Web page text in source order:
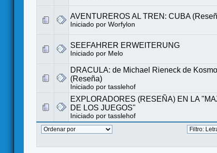
AVENTUREROS AL TREN: CUBA
Iniciado por Worfylon
SEEFAHRER ERWEITERUNG
Iniciado por Melo
DRACULA: de Michael Rieneck de
(Reseña)
Iniciado por tasslehof
EXPLORADORES (RESEÑA) EN LA
DE LOS JUEGOS"
Iniciado por tasslehof